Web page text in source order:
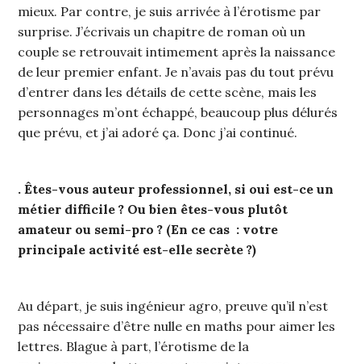
mieux. Par contre, je suis arrivée à l’érotisme par
surprise. J’écrivais un chapitre de roman où un
couple se retrouvait intimement après la naissance
de leur premier enfant. Je n’avais pas du tout prévu
d’entrer dans les détails de cette scène, mais les
personnages m’ont échappé, beaucoup plus délurés
que prévu, et j’ai adoré ça. Donc j’ai continué.
. Êtes-vous auteur professionnel, si oui est-ce un
métier difficile ? Ou bien êtes-vous plutôt
amateur ou semi-pro ? (En ce cas : votre
principale activité est-elle secrète ?)
Au départ, je suis ingénieur agro, preuve qu’il n’est
pas nécessaire d’être nulle en maths pour aimer les
lettres. Blague à part, l’érotisme de la